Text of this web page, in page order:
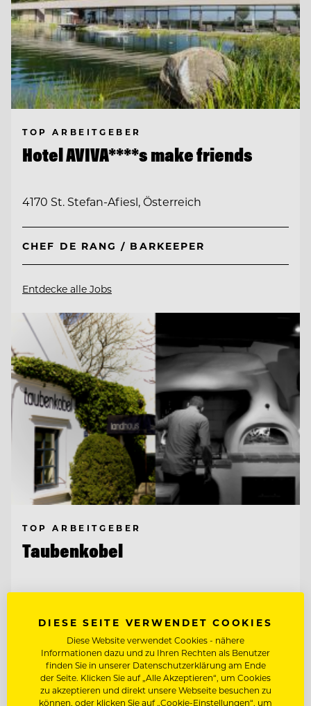
TOP ARBEITGEBER
Hotel AVIVA****s make friends
4170 St. Stefan-Afiesl, Österreich
CHEF DE RANG / BARKEEPER
Entdecke alle Jobs
TOP ARBEITGEBER
Taubenkobel
REZEPTION, GÄSTEBETREUUNG,
EMPFANG, RESERVIERUNG
SOMMELIER/COMMIS SOMMELIER
DIESE SEITE VERWENDET COOKIES
Diese Website verwendet Cookies - nähere
Informationen dazu und zu Ihren Rechten als Benutzer
finden Sie in unserer Datenschutzerklärung am Ende
der Seite. Klicken Sie auf „Alle Akzeptieren“, um Cookies
zu akzeptieren und direkt unsere Webseite besuchen zu
können, oder klicken Sie auf „Cookie-Einstellungen“, um